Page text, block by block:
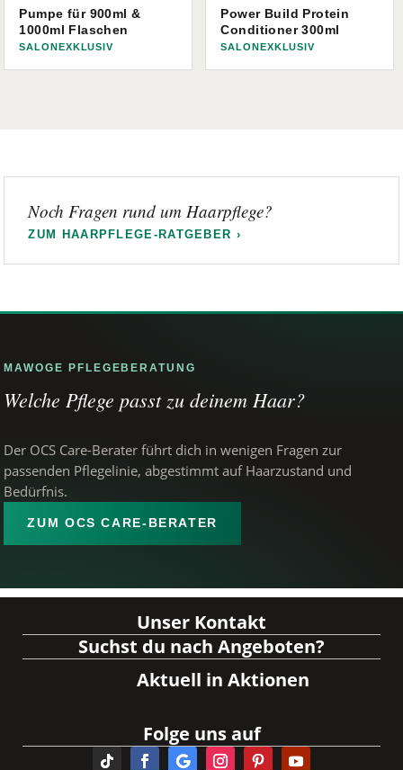
Pumpe für 900ml &
1000ml Flaschen
SALONEXKLUSIV
Power Build Protein
Conditioner 300ml
SALONEXKLUSIV
Noch Fragen rund um Haarpflege?
ZUM HAARPFLEGE-RATGEBER ›
MAWOGE PFLEGEBERATUNG
Welche Pflege passt zu deinem Haar?
Der OCS Care-Berater führt dich in wenigen Fragen zur
passenden Pflegelinie, abgestimmt auf Haarzustand und
Bedürfnis.
ZUM OCS CARE-BERATER
Unser Kontakt
Suchst du nach Angeboten?
Aktuell in Aktionen
Folge uns auf